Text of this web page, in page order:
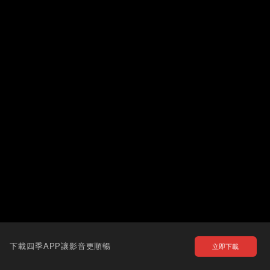
下載四季APP讓影音更順暢 立即下載